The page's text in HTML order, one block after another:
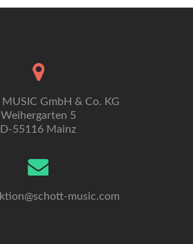
MUSIC GmbH & Co. KG
Weihergarten 5
D-55116 Mainz
music.com